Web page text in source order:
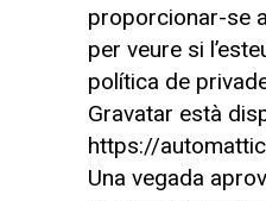
proporcionar-se
per veure si
política de
Gravatar està
https://
Una vegada